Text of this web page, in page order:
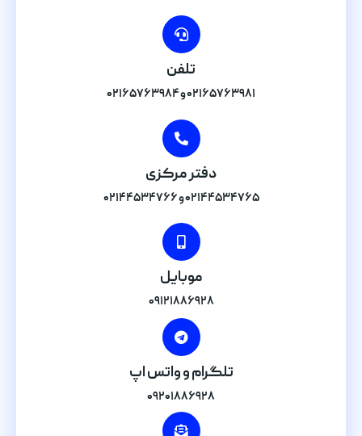
تلفن
۰۲۱۶۵۷۶۳۹۸۱ و ۰۲۱۶۵۷۶۳۹۸۴
دفتر مرکزی
۰۲۱۴۴۵۳۴۷۶۵ و ۰۲۱۴۴۵۳۴۷۶۶
موبایل
۰۹۱۲۱۸۸۶۹۲۸
تلگرام و واتس اپ
۰۹۲۰۱۸۸۶۹۲۸